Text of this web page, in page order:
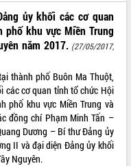
ủy khối các cơ quan
phố khu vực Miền Trung
năm 2017. (27/05/2017,
thành phố Buôn Ma Thuột,
các cơ quan tỉnh tổ chức Hội
phố khu vực Miền Trung và
đồng chí Phạm Minh Tấn –
Dương – Bí thư Đảng ủy
II và đại diện Đảng ủy khối
Nguyên.